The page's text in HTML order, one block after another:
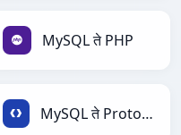
MySQL ते PHP
MySQL ते Protobuf